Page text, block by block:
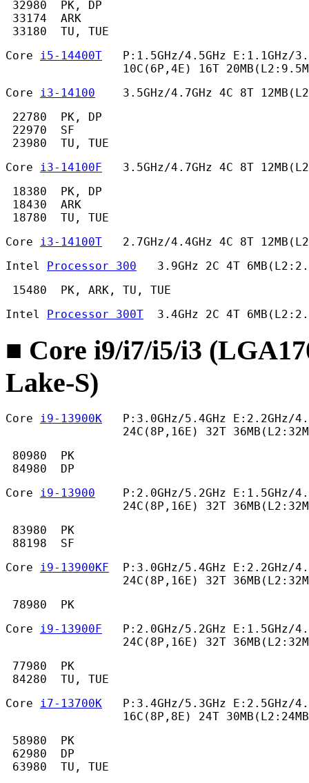
32980  PK, DP
33174  ARK
33180  TU, TUE
Core i5-14400T
P:1.5GHz/4.5GHz E:1.1GHz/
10C(6P,4E) 16T
Core i3-14100
3.5GHz/4.7GHz 4C 8T
22780  PK, DP
22970  SF
23980  TU, TUE
Core i3-14100F
3.5GHz/4.7GHz 4C 8T
18380  PK, DP
18430  ARK
18780  TU, TUE
Core i3-14100T
2.7GHz/4.4GHz 4C 8T
Intel
Processor 300
3.9GHz 2C 4T
15480  PK, ARK, TU, TUE
Intel
Processor 300T
3.4GHz 2C 4T
■ Core i9/i7/i5/i3
Lake-S)
Core i9-13900K
P:3.0GHz/5.4GHz E:2.2GHz/
24C(8P,16E) 32T
80980  PK
84980  DP
Core i9-13900
P:2.0GHz/5.2GHz E:1.5GHz/
24C(8P,16E) 32T
83980  PK
88198  SF
Core i9-13900KF
P:3.0GHz/5.4GHz E:2.2GHz/
24C(8P,16E) 32T
78980  PK
Core i9-13900F
P:2.0GHz/5.2GHz E:1.5GHz/
24C(8P,16E) 32T
77980  PK
84280  TU, TUE
Core i7-13700K
P:3.4GHz/5.3GHz E:2.5GHz/
16C(8P,8E) 24T
58980  PK
62980  DP
63980  TU, TUE